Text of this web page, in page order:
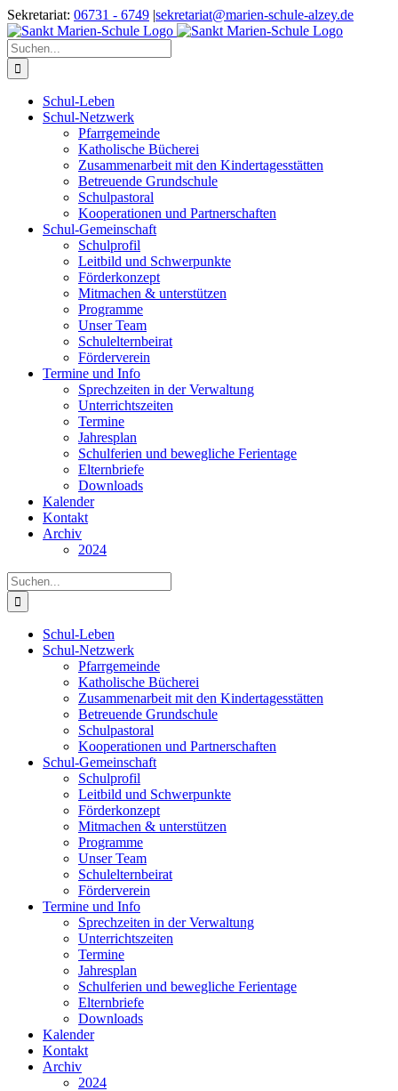
Zum
Inhalt
springen
Sekretariat: 06731 - 6749 |sekretariat@marien-schule-alzey.de
Suche
nach:
Schul-Leben
Schul-Netzwerk
Pfarrgemeinde
Katholische Bücherei
Zusammenarbeit mit den Kindertagesstätten
Betreuende Grundschule
Schulpastoral
Kooperationen und Partnerschaften
Schul-Gemeinschaft
Schulprofil
Leitbild und Schwerpunkte
Förderkonzept
Mitmachen & unterstützen
Programme
Unser Team
Schulelternbeirat
Förderverein
Termine und Info
Sprechzeiten in der Verwaltung
Unterrichtszeiten
Termine
Jahresplan
Schulferien und bewegliche Ferientage
Elternbriefe
Downloads
Kalender
Kontakt
Archiv
2024
Suche
nach:
Schul-Leben
Schul-Netzwerk
Pfarrgemeinde
Katholische Bücherei
Zusammenarbeit mit den Kindertagesstätten
Betreuende Grundschule
Schulpastoral
Kooperationen und Partnerschaften
Schul-Gemeinschaft
Schulprofil
Leitbild und Schwerpunkte
Förderkonzept
Mitmachen & unterstützen
Programme
Unser Team
Schulelternbeirat
Förderverein
Termine und Info
Sprechzeiten in der Verwaltung
Unterrichtszeiten
Termine
Jahresplan
Schulferien und bewegliche Ferientage
Elternbriefe
Downloads
Kalender
Kontakt
Archiv
2024